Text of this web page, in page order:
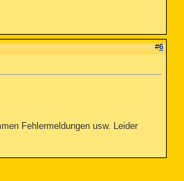
#6
Fehlermeldungen usw. Leider